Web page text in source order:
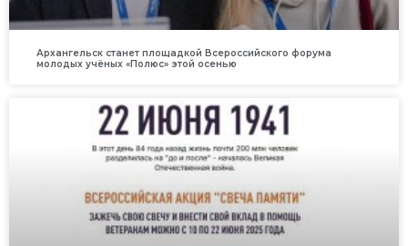
Архангельск станет площадкой Всероссийского форума
молодых учёных «Полюс» этой осенью